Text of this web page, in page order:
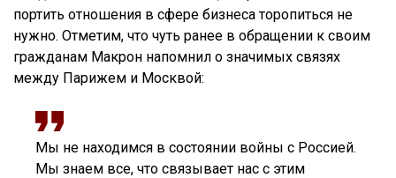
портить отношения в сфере бизнеса торопиться не
нужно. Отметим, что чуть ранее в обращении к своим
гражданам Макрон напомнил о значимых связях
между Парижем и Москвой:
Мы не находимся в состоянии войны с Россией.
Мы знаем все, что связывает нас с этим